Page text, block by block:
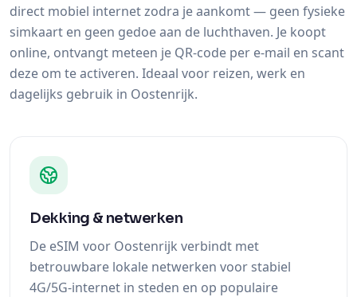
direct mobiel internet zodra je aankomt — geen fysieke
simkaart en geen gedoe aan de luchthaven. Je koopt
online, ontvangt meteen je QR-code per e-mail en scant
deze om te activeren. Ideaal voor reizen, werk en
dagelijks gebruik in Oostenrijk.
Dekking & netwerken
De eSIM voor Oostenrijk verbindt met
betrouwbare lokale netwerken voor stabiel
4G/5G-internet in steden en op populaire